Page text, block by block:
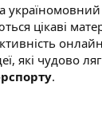
україномовний
цікаві
які чудово
.